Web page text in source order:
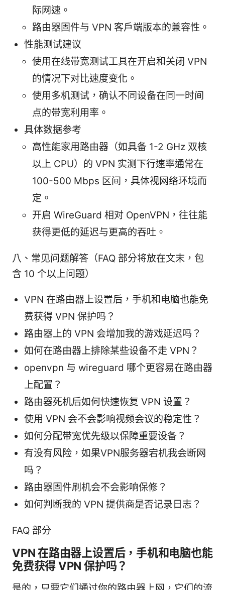
际网速。
路由器固件与 VPN 客户端版本的兼容性。
性能测试建议
使用在线带宽测试工具在开启和关闭 VPN
的情况下对比速度变化。
使用多机测试，确认不同设备在同一时间
点的带宽利用率。
具体数据参考
高性能家用路由器（如具备 1-2 GHz 双核
以上 CPU）的 VPN 实测下行速率通常在
100-500 Mbps 区间，具体视网络环境而
定。
开启 WireGuard 相对 OpenVPN，往往能
获得更低的延迟与更高的吞吐。
八、常见问题解答（FAQ 部分将放在文末，包
含 10 个以上问题）
VPN 在路由器上设置后，手机和电脑也能免
费获得 VPN 保护吗？
路由器上的 VPN 会增加我的游戏延迟吗？
如何在路由器上排除某些设备不走 VPN？
openvpn 与 wireguard 哪个更容易在路由器
上配置？
路由器死机后如何快速恢复 VPN 设置？
使用 VPN 会不会影响视频会议的稳定性？
如何分配带宽优先级以保障重要设备？
有没有风险，如果VPN服务器宕机我会断网
吗？
路由器固件刷机会不会影响保修？
如何判断我的 VPN 提供商是否记录日志？
FAQ 部分
VPN 在路由器上设置后，手机和电脑也能
免费获得 VPN 保护吗？